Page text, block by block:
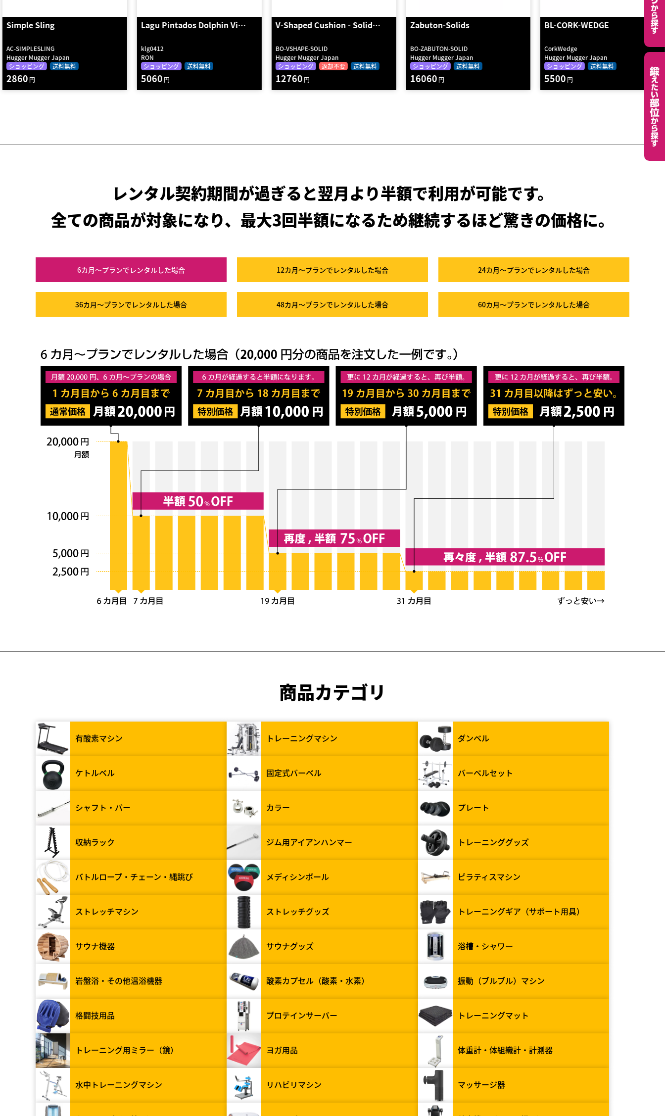
Lagu Pintados Dolphin Vi…
klg0412
RON
ショッピング
送料無料
5060円
V-Shaped Cushion - Solid…
BO-VSHAPE-SOLID
Hugger Mugger Japan
ショッピング
返却不要
12760円
Zabuton-Solids
BO-ZABUTON-SOLID
Hugger Mugger Japan
ショッピング
送料無料
16060円
BL-CORK-WEDGE
CorkWedge
Hugger Mugger Japan
ショッピング
送料無料
5500円
Zafu Cushion - Prints
BO-ZAFU-PRINT
Hugger Mugger Japan
ショッピング
送料無料
13750
レンタル契約期間が過ぎると翌月より半額で利用が可能です。
全ての商品が対象になり、最大3回半額になるため継続するほど驚きの価格に。
6カ月～プランでレンタルした場合 12カ月～プランでレンタルした場合 24カ月～プランでレンタルした場合
36カ月～プランでレンタルした場合 48カ月～プランでレンタルした場合 60カ月～プランでレンタルした場合
商品カテゴリ
有酸素マシン トレーニングマシン ダンベル
ケトルベル 固定式バーベル バーベルセット
シャフト・バー カラー プレート
収納ラック ジム用アイアンハンマー トレーニンググッズ
バトルロープ・チェーン・縄跳び メディシンボール ピラティスマシン
ストレッチマシン ストレッチグッズ トレーニングギア（サポート用具）
サウナ機器 サウナグッズ 浴槽・シャワー
岩盤浴・その他温浴機器 酸素カプセル（酸素・水素） 振動（ブルブル）マシン
格闘技用品 プロテインサーバー トレーニングマット
トレーニング用ミラー（鏡） ヨガ用品 体重計・体組織計・計測器
水中トレーニングマシン リハビリマシン マッサージ器